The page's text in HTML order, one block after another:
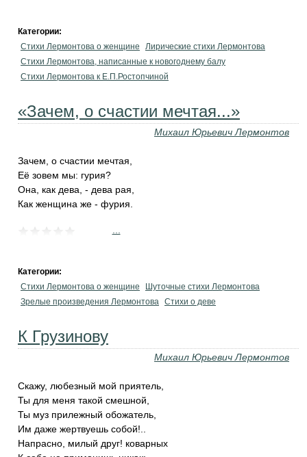
Категории:
Стихи Лермонтова о женщине
Лирические стихи Лермонтова
Стихи Лермонтова, написанные к новогоднему балу
Стихи Лермонтова к Е.П.Ростопчиной
«Зачем, о счастии мечтая...»
Михаил Юрьевич Лермонтов
Зачем, о счастии мечтая,
Её зовем мы: гурия?
Она, как дева, - дева рая,
Как женщина же - фурия.
Категории:
Стихи Лермонтова о женщине
Шуточные стихи Лермонтова
Зрелые произведения Лермонтова Стихи о деве
К Грузинову
Михаил Юрьевич Лермонтов
Скажу, любезный мой приятель,
Ты для меня такой смешной,
Ты муз прилежный обожатель,
Им даже жертвуешь собой!..
Напрасно, милый друг! коварных